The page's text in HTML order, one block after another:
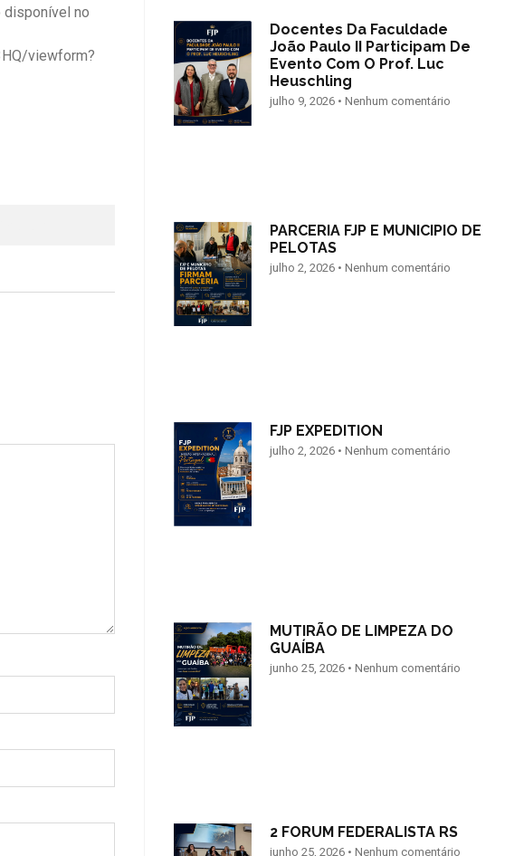
disponível no
viewform?
Docentes Da Faculdade
João Paulo II Participam De
Evento Com O Prof. Luc
Heuschling
julho 9, 2026 Nenhum comentário
PARCERIA FJP E MUNICIPIO DE
PELOTAS
julho 2, 2026 Nenhum comentário
FJP EXPEDITION
julho 2, 2026 Nenhum comentário
MUTIRÃO DE LIMPEZA DO
GUAÍBA
junho 25, 2026 Nenhum comentário
2 FORUM FEDERALISTA RS
junho 25, 2026 Nenhum comentário